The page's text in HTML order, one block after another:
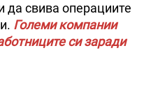
да свива операциите
Големи компании
си заради